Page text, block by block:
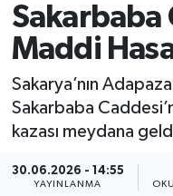
Sakarbaba
Maddi
Sakarya’nın
Sakarbaba
kazası meydana
30.06.2026 - 14:55
YAYINLANMA